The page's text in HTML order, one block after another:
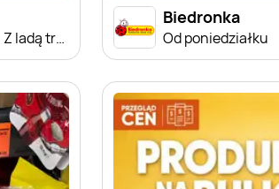
Od poniedziałku, Z ladą tradycyjną
Biedronka
Od poniedziałku